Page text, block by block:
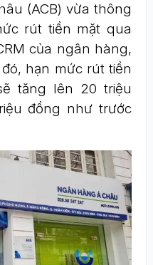
(ACB) vừa thông
rút tiền mặt qua
của ngân hàng,
hạn mức rút tiền
tăng lên 20 triệu
đồng như trước